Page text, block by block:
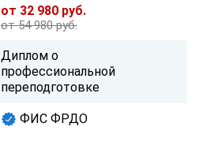
от 32 980 руб.
от 54 980 руб.
Диплом о
профессиональной
переподготовке
ФИС ФРДО